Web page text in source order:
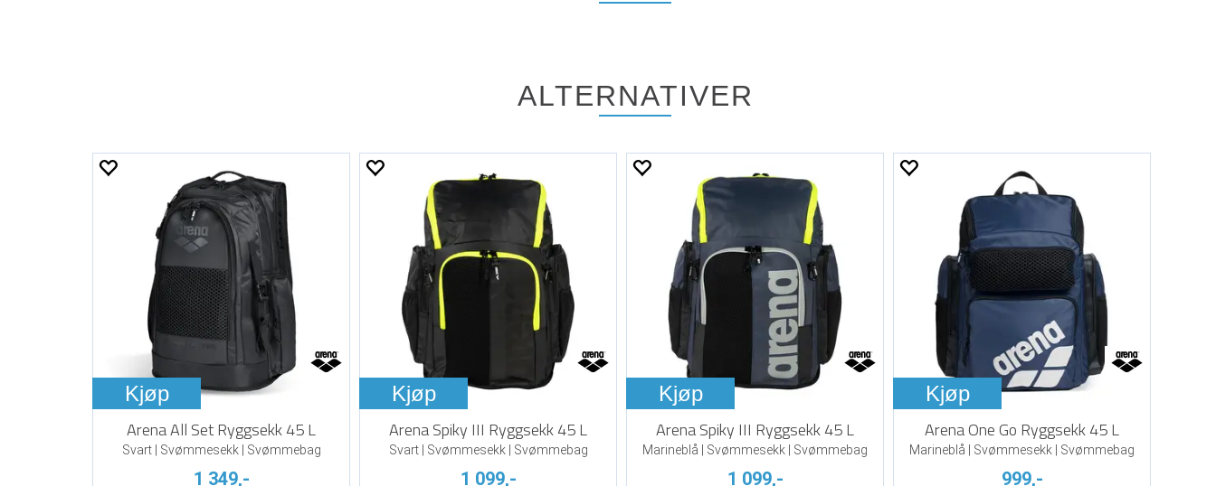
ALTERNATIVER
Kjøp
Arena All Set Ryggsekk 45 L
Svart | Svømmesekk | Svømmebag
1 349,-
Kjøp
Arena Spiky III Ryggsekk 45 L
Svart | Svømmesekk | Svømmebag
1 099,-
Kjøp
Arena Spiky III Ryggsekk 45 L
Marineblå | Svømmesekk | Svømmebag
1 099,-
Kjøp
Arena One Go Ryggsekk 45 L
Marineblå | Svømmesekk | Svømmebag
999,-